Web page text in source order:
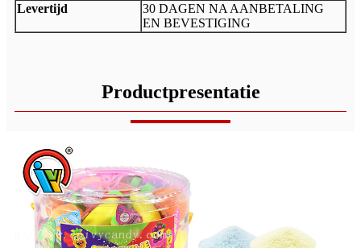
Levertijd
30 DAGEN NA AANBETALING
EN BEVESTIGING
Productpresentatie